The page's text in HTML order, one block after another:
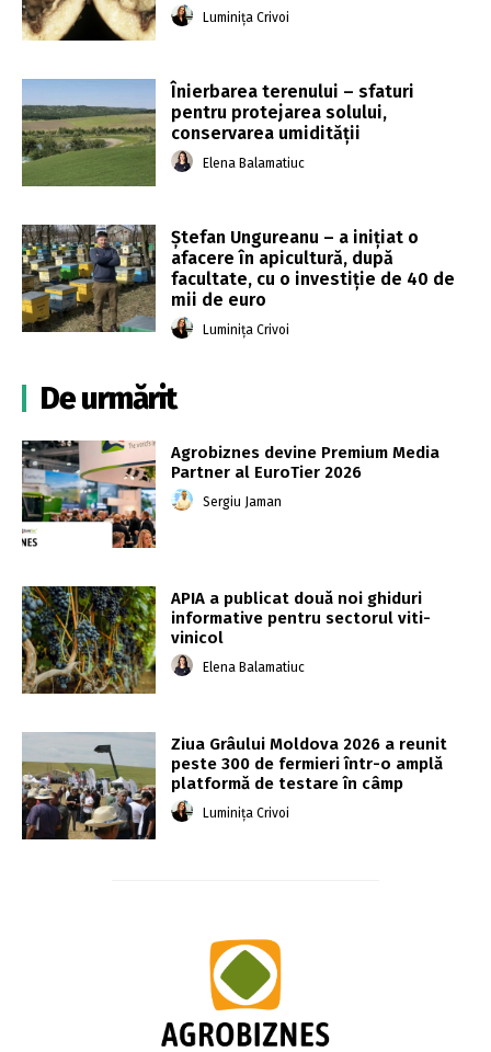
Luminița Crivoi
Înierbarea terenului – sfaturi
pentru protejarea solului,
conservarea umidității
Elena Balamatiuc
Ștefan Ungureanu – a inițiat o
afacere în apicultură, după
facultate, cu o investiție de 40 de
mii de euro
Luminița Crivoi
De urmărit
Agrobiznes devine Premium Media
Partner al EuroTier 2026
Sergiu Jaman
APIA a publicat două noi ghiduri
informative pentru sectorul viti-
vinicol
Elena Balamatiuc
Ziua Grâului Moldova 2026 a reunit
peste 300 de fermieri într-o amplă
platformă de testare în câmp
Luminița Crivoi